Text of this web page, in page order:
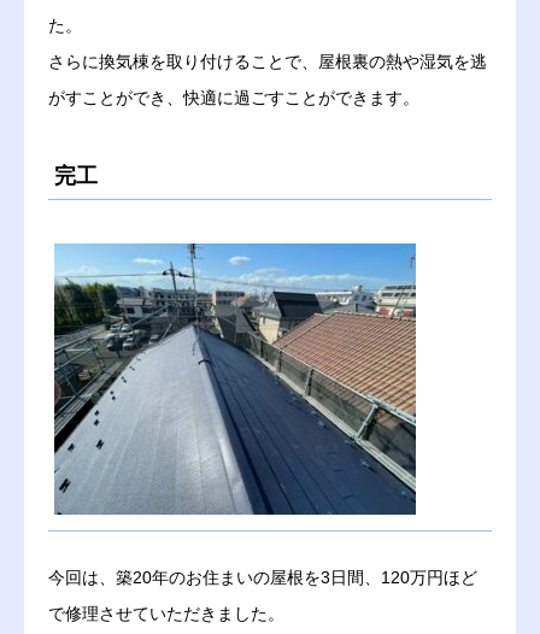
た。
さらに換気棟を取り付けることで、屋根裏の熱や湿気を逃
がすことができ、快適に過ごすことができます。
完工
今回は、築20年のお住まいの屋根を3日間、120万円ほど
で修理させていただきました。